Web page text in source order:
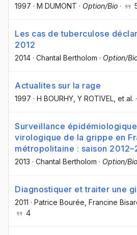
1997 · M DUMONT · Option/Bio ·
Les cas de tuberculose
2012
2014 · Chantal Bertholom · Option/
Actualites sur la rage
1997 · H BOURHY , Y ROTIVEL , et al. ·
Surveillance
virologique de la grippe en
métropolitaine : saison
2013 · Chantal Bertholom · Option/Bio
Diagnostiquer et traiter une
2011 · Patrice Bourée , Francine
4